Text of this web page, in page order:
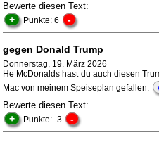
Bewerte diesen Text:
+ Punkte: 6 -
gegen Donald Trump
Donnerstag, 19. März 2026
He McDonalds hast du auch diesen
Mac von meinem Speiseplan gefallen.
Bewerte diesen Text:
+ Punkte: -3 -